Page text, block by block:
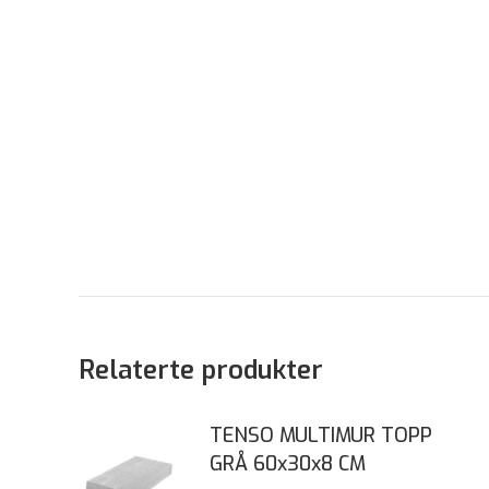
Relaterte produkter
TENSO MULTIMUR TOPP
GRÅ 60x30x8 CM